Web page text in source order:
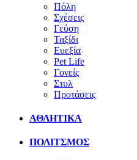
Πόλη
Σχέσεις
Γεύση
Ταξίδι
Ευεξία
Pet Life
Γονείς
Στυλ
Προτάσεις
ΑΘΛΗΤΙΚΑ
ΠΟΛΙΤΣΜΟΣ